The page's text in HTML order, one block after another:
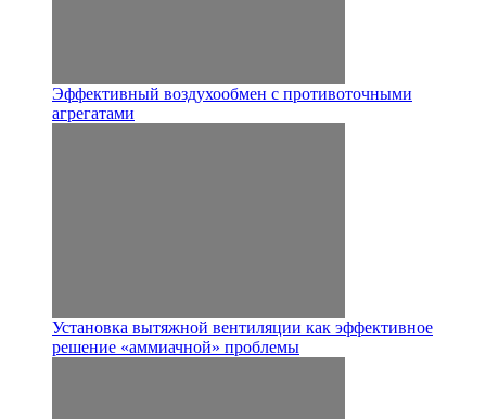
Эффективный воздухообмен с противоточными
агрегатами
Установка вытяжной вентиляции как эффективное
решение «аммиачной» проблемы